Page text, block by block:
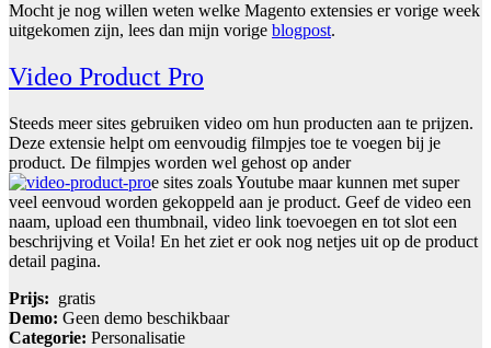
Mocht je nog willen weten welke Magento extensies er vorige week
uitgekomen zijn, lees dan mijn vorige blogpost.
Video Product Pro
Steeds meer sites gebruiken video om hun producten aan te prijzen.
Deze extensie helpt om eenvoudig filmpjes toe te voegen bij je
product. De filmpjes worden wel gehost op ander
e sites zoals Youtube maar kunnen met super
veel eenvoud worden gekoppeld aan je product. Geef de video een
naam, upload een thumbnail, video link toevoegen en tot slot een
beschrijving et Voila! En het ziet er ook nog netjes uit op de product
detail pagina.
Prijs: gratis
Demo: Geen demo beschikbaar
Categorie: Personalisatie